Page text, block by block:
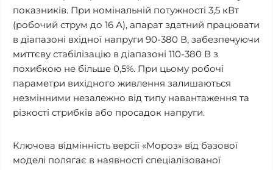
показників. При номінальній потужності 3,5 кВт
(робочий струм до 16 А), апарат здатний працювати
в діапазоні вхідної напруги 90-380 В, забезпечуючи
миттєву стабілізацію в діапазоні 110-380 В з
похибкою не більше 0,5%. При цьому робочі
параметри вихідного живлення залишаються
незмінними незалежно від типу навантаження та
різкості стрибків або просадок напруги.
Ключова відмінність версії «Мороз» від базової
моделі полягає в наявності спеціалізованої